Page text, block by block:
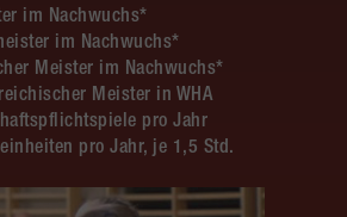
im Nachwuchs*
im Nachwuchs*
Meister im Nachwuchs*
Meister in WHA
pro Jahr
pro Jahr, je 1,5 Std.